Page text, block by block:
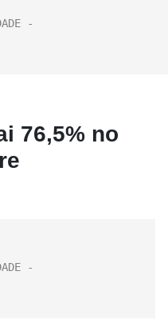
76,5% no